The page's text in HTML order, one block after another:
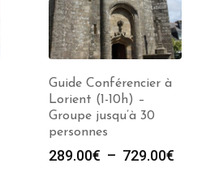
Guide Conférencier à
Lorient (1-10h) –
Groupe jusqu’à 30
personnes
289.00€ – 729.00€